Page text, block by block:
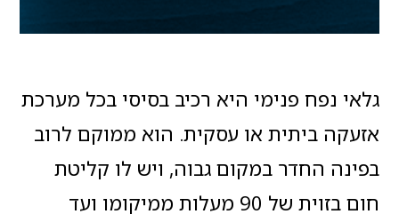
גלאי נפח פנימי היא רכיב בסיסי בכל מערכת
אזעקה ביתית או עסקית. הוא ממוקם לרוב
בפינה החדר במקום גבוה, ויש לו קליטת
חום בזוית של 90 מעלות ממיקומו ועד